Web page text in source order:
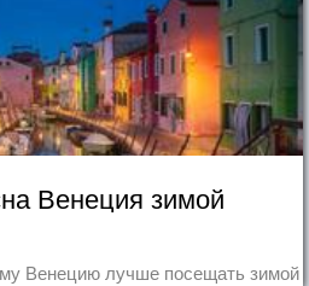
Венеция зимой
Венецию лучше посещать зимой